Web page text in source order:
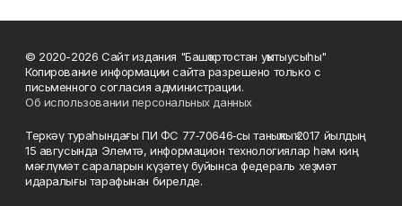
© 2020-2026 Сайт издания "Башҡортостан уҡытыусыһы"
Копирование информации сайта разрешено только с
письменного согласия администрации.
Об использовании персональных данных
Теркәү тураһындағы ПИ ФС 77‑70646‑сы таныҡлыҡ 2017 йылдың
15 авгусында Элемтә, информацион технологиялар һәм киң
мәғлүмәт сараларын күҙәтеү буйынса федераль хеҙмәт
идаралығы тарафынан бирелде.